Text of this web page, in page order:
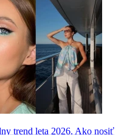
trend leta 2026. Ako nosiť